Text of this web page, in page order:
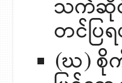
သက်ဆို
တင်ပြ
(ဃ) စို